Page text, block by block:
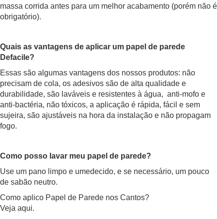
massa corrida antes para um melhor acabamento (porém não é
obrigatório).
Quais as vantagens de aplicar um papel de parede
Defacile?
Essas são algumas vantagens dos nossos produtos: não
precisam de cola, os adesivos são de alta qualidade e
durabilidade, são laváveis e resistentes à água, anti-mofo e
anti-bactéria, não tóxicos, a aplicação é rápida, fácil e sem
sujeira, são ajustáveis na hora da instalação e não propagam
fogo.
Como posso lavar meu papel de parede?
Use um pano limpo e umedecido, e se necessário, um pouco
de sabão neutro.
Como aplico Papel de Parede nos Cantos?
Veja aqui.